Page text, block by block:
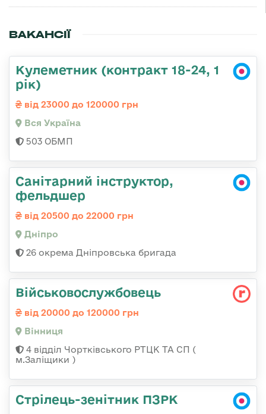
ВАКАНСІЇ
Кулеметник (контракт 18-24, 1
рік)
від 23000 до 120000 грн
Вся Україна
503 ОБМП
Санітарний інструктор,
фельдшер
від 20500 до 22000 грн
Дніпро
26 окрема Дніпровська бригада
Військовослужбовець
від 20000 до 120000 грн
Вінниця
4 відділ Чортківського РТЦК ТА СП (
м.Заліщики )
Стрілець-зенітник ПЗРК